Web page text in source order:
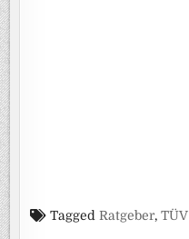
TaggedRatgeber,TÜV